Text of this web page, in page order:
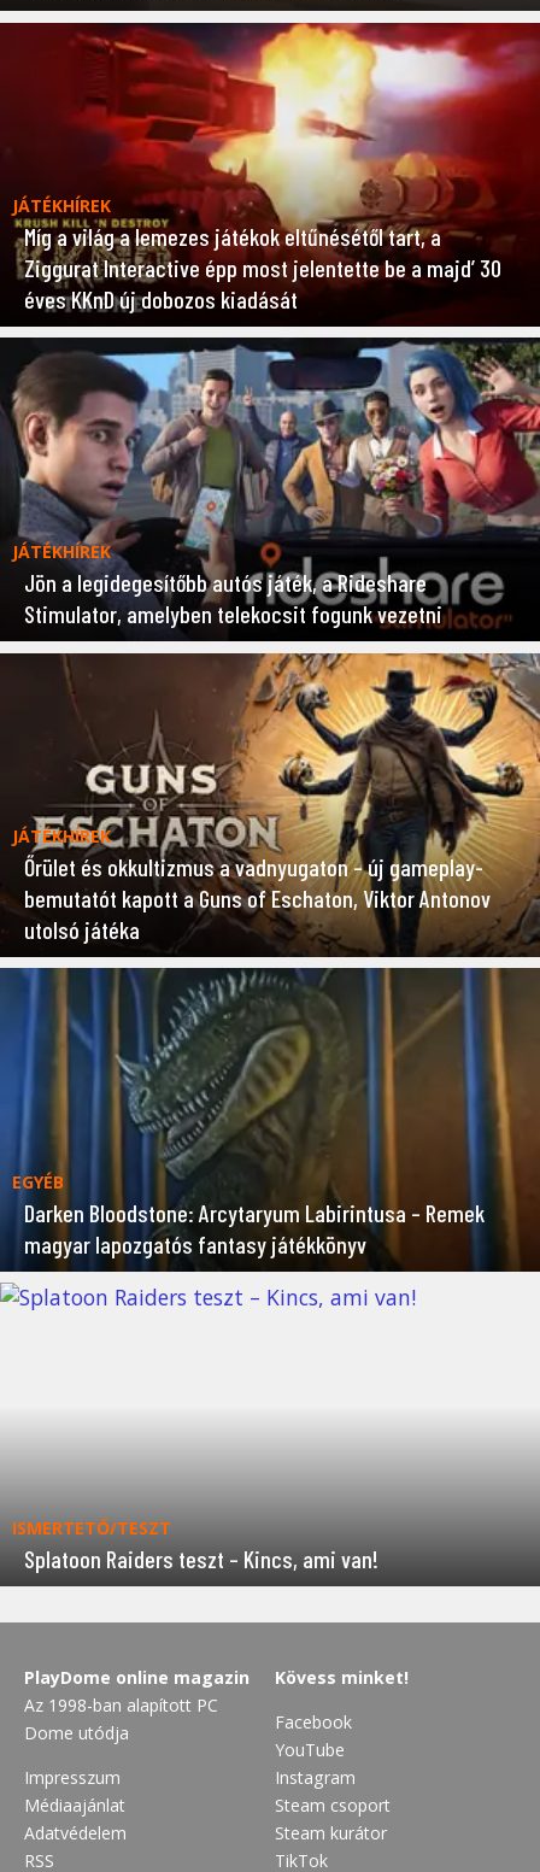
JÁTÉKHÍREK
Míg a világ a lemezes játékok eltűnésétől tart, a
Ziggurat Interactive épp most jelentette be a majd’ 30
éves KKnD új dobozos kiadását
JÁTÉKHÍREK
Jön a legidegesítőbb autós játék, a Rideshare
Stimulator, amelyben telekocsit fogunk vezetni
JÁTÉKHÍREK
Őrület és okkultizmus a vadnyugaton – új gameplay-
bemutatót kapott a Guns of Eschaton, Viktor Antonov
utolsó játéka
EGYÉB
Darken Bloodstone: Arcytaryum Labirintusa – Remek
magyar lapozgatós fantasy játékkönyv
ISMERTETŐ/TESZT
Splatoon Raiders teszt – Kincs, ami van!
PlayDome online magazin
Az 1998-ban alapított PC
Dome utódja
Impresszum
Médiaajánlat
Adatvédelem
RSS
Kövess minket!
Facebook
YouTube
Instagram
Steam csoport
Steam kurátor
TikTok